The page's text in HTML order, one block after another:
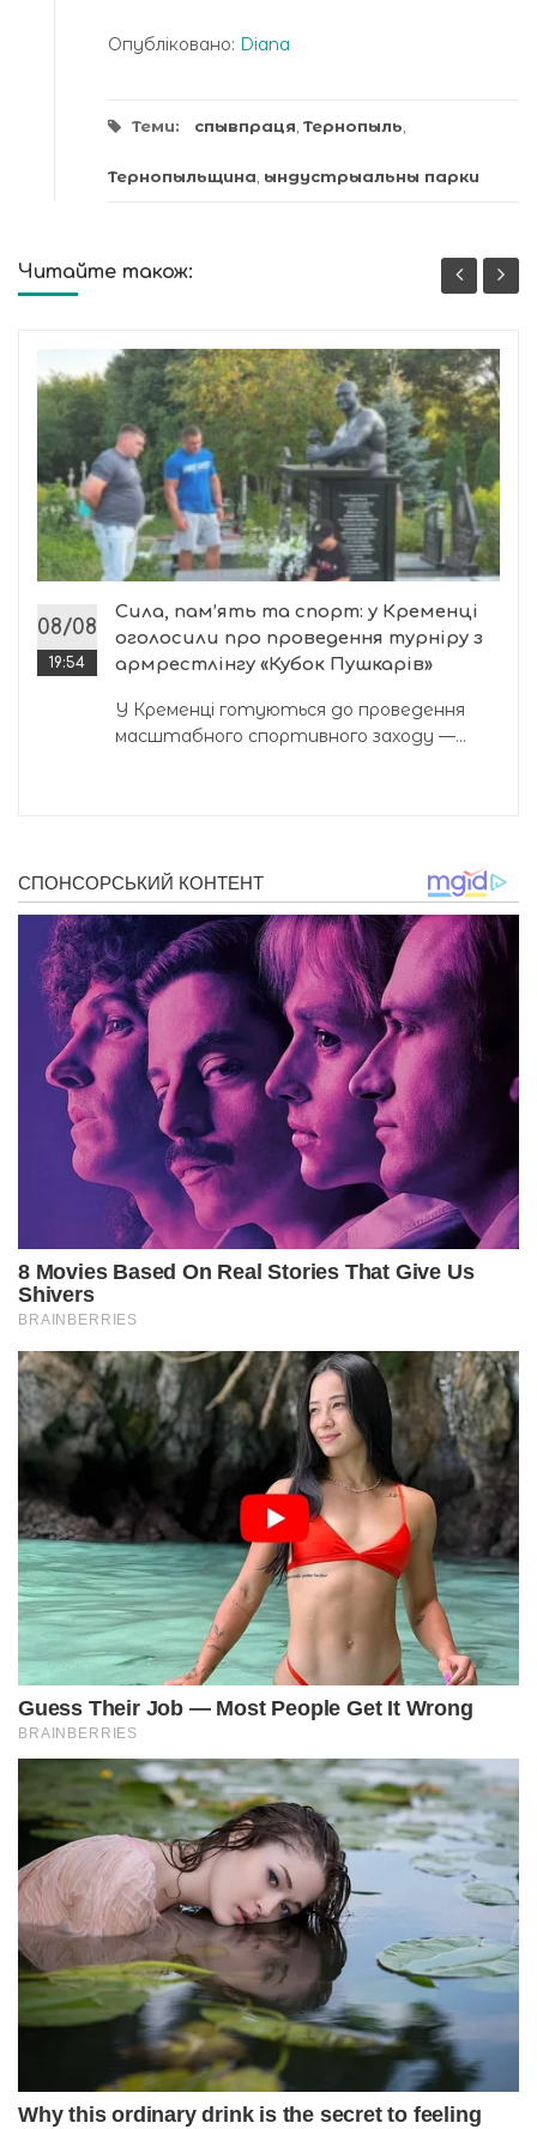
Опубліковано: Diana
Теми: спывпраця Тернопыль
Тернопыльщина ындустрыальны парки
Читайте також:
08/08
19:54
Сила, пам’ять та спорт: у Кременці
оголосили про проведення турніру з
армрестлінгу «Кубок Пушкарів»
У Кременці готуються до проведення
масштабного спортивного заходу —...